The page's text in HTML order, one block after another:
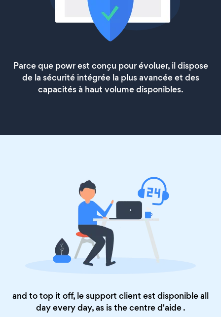
Parce que powr est conçu pour évoluer, il dispose
de la sécurité intégrée la plus avancée et des
capacités à haut volume disponibles.
and to top it off, le support client est disponible all
day every day, as is thecentre d'aide.